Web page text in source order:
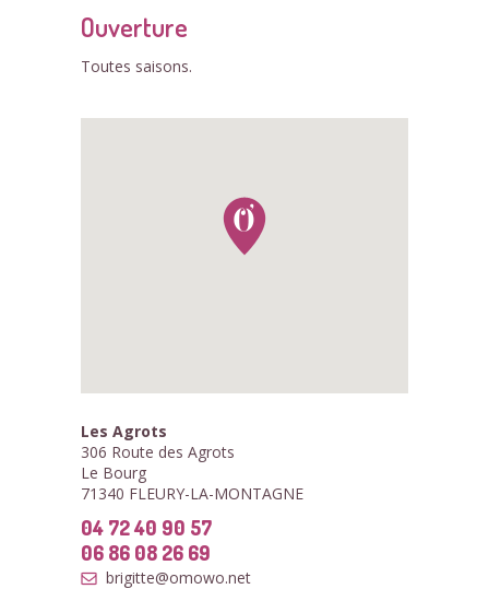
Ouverture
Toutes saisons.
Les Agrots
306 Route des Agrots
Le Bourg
71340 FLEURY-LA-MONTAGNE
04 72 40 90 57
06 86 08 26 69
brigitte@omowo.net